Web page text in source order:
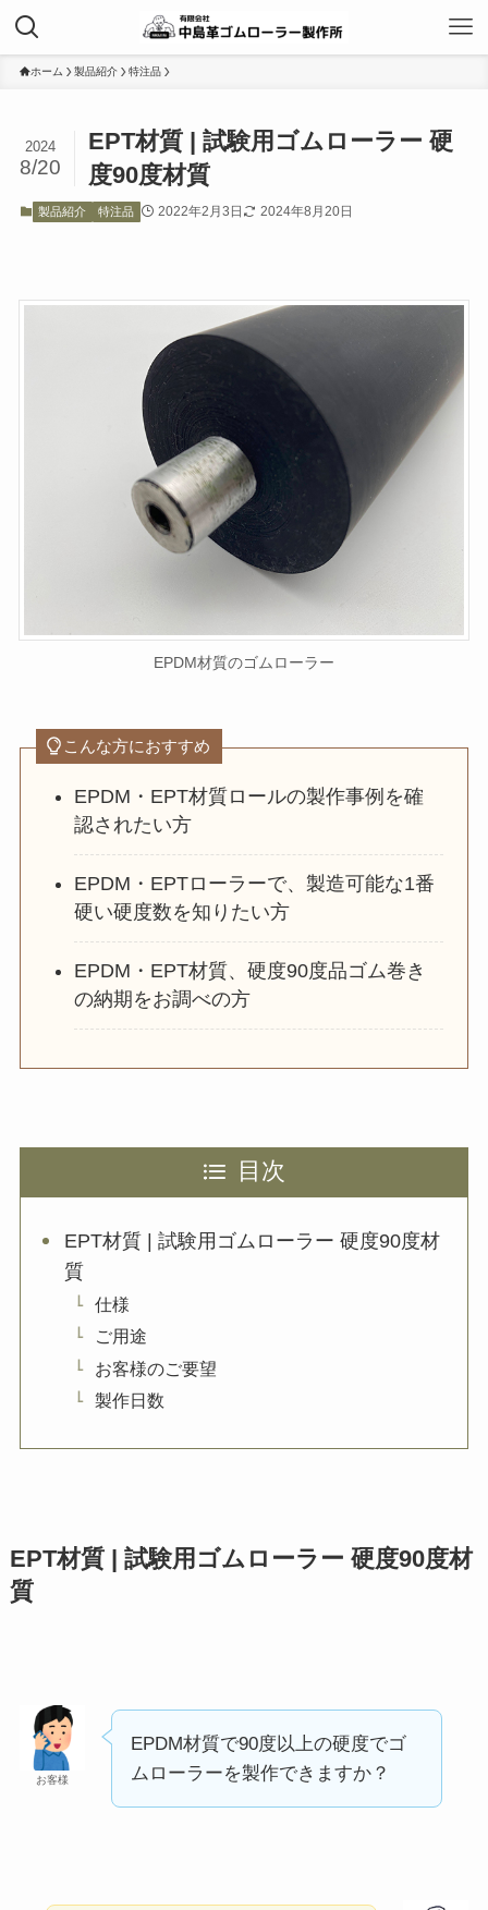
ホーム 製品紹介 特注品
EPT材質 | 試験用ゴムローラー 硬
度90度材質
2024
8/20
製品紹介 特注品 2022年2月3日 2024年8月20日
EPDM材質のゴムローラー
こんな方におすすめ
EPDM・EPT材質ロールの製作事例を確
認されたい方
EPDM・EPTローラーで、製造可能な1番
硬い硬度数を知りたい方
EPDM・EPT材質、硬度90度品ゴム巻き
の納期をお調べの方
目次
EPT材質 | 試験用ゴムローラー 硬度90度材
質
仕様
ご用途
お客様のご要望
製作日数
EPT材質 | 試験用ゴムローラー 硬度90度材
質
お客様
EPDM材質で90度以上の硬度でゴ
ムローラーを製作できますか？